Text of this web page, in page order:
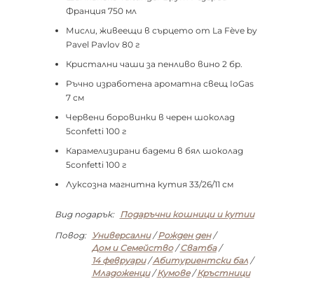
Франция 750 мл
Мисли, живеещи в сърцето от La Fève by
Pavel Pavlov 80 г
Кристални чаши за пенливо вино 2 бр.
Ръчно изработена ароматна свещ IoGas
7 см
Червени боровинки в черен шоколад
5confetti 100 г
Карамелизирани бадеми в бял шоколад
5confetti 100 г
Луксозна магнитна кутия 33/26/11 см
Вид подарък:
Подаръчни кошници и кутии
Повод:
Универсални/Рожден ден/
Дом и Семейство/Сватба/
14 февруари/Абитуриентски бал/
Младоженци/Кумове/Кръстници